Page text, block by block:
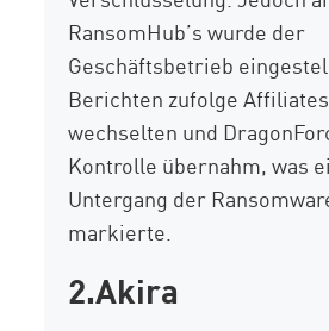
RansomHub’swurde der
Geschäftsbetrieb
Berichten zufolge
wechselten und
Kontrolle übernahm, was
Untergang der
markierte.
2.Akira